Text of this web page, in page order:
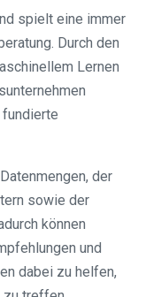
spielt eine immer
Durch den
Lernen
der
sowie der
können
und
dabei zu helfen,